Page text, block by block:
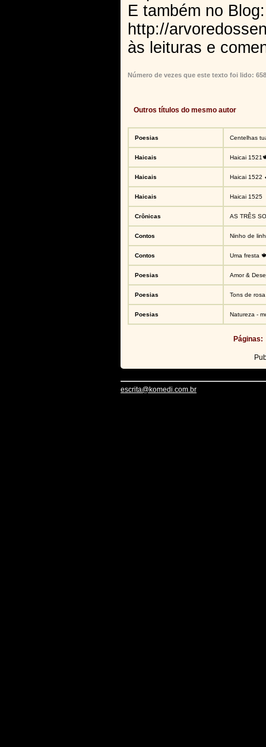
E também no Blog:
http://
às leituras e
Número de vezes que este texto foi lido:
Outros títulos do mesmo autor
Poesias Centelhas
Haicais Haicai
Haicais Haicai 1522
Haicais Haicai 1525
Crônicas AS TRÊS
Contos Ninho de
Contos Uma fresta
Poesias Amor &
Poesias Tons de
Poesias Natureza -
Páginas:
escrita@komedi.com.br